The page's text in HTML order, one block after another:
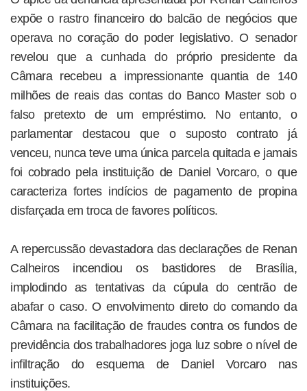
expõe o rastro financeiro do balcão de negócios que
operava no coração do poder legislativo. O senador
revelou que a cunhada do próprio presidente da
Câmara recebeu a impressionante quantia de 140
milhões de reais das contas do Banco Master sob o
falso pretexto de um empréstimo. No entanto, o
parlamentar destacou que o suposto contrato já
venceu, nunca teve uma única parcela quitada e jamais
foi cobrado pela instituição de Daniel Vorcaro, o que
caracteriza fortes indícios de pagamento de propina
disfarçada em troca de favores políticos.
A repercussão devastadora das declarações de Renan
Calheiros incendiou os bastidores de Brasília,
implodindo as tentativas da cúpula do centrão de
abafar o caso. O envolvimento direto do comando da
Câmara na facilitação de fraudes contra os fundos de
previdência dos trabalhadores joga luz sobre o nível de
infiltração do esquema de Daniel Vorcaro nas
instituições.